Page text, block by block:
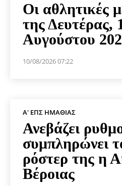
Οι αθλητικές
της Δευτέρας,
Αυγούστου
10/08/2026 07:22
Α' ΕΠΣ ΗΜΑΘΊΑΣ
Ανεβάζει
συμπληρώνει
ρόστερ της η
Βέροιας